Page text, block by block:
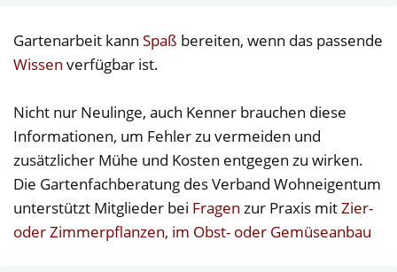
Gartenarbeit kann Spaß bereiten, wenn das passende
Wissen verfügbar ist.
Nicht nur Neulinge, auch Kenner brauchen diese
Informationen, um Fehler zu vermeiden und
zusätzlicher Mühe und Kosten entgegen zu wirken.
Die Gartenfachberatung des Verband Wohneigentum
unterstützt Mitglieder bei Fragen zur Praxis mitZier-
oder Zimmerpflanzen, im Obst- oder Gemüseanbau